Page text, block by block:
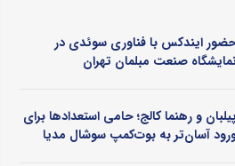
ایندکس با فناوری سوئدی در
صنعت مبلمان تهران
پیلبان و رهنما کالج؛ حامی استعدادها برای
آسان‌تر به بوت‌کمپ سوشال مدیا